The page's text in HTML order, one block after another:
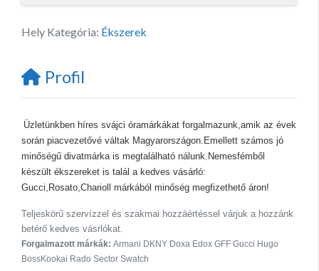
Hely Kategória: Ékszerek
Profil
Üzletünkben híres svájci óramárkákat forgalmazunk,amik az évek
során piacvezetővé váltak Magyarországon.Emellett számos jó
minőségű divatmárka is megtalálható nálunk.Nemesfémből
készült ékszereket is talál a kedves vásárló:
Gucci,Rosato,Charioll márkából minőség megfizethető áron!
Teljeskörű szervízzel és szakmai hozzáértéssel várjuk a hozzánk
betérő kedves vásrlókat.
Forgalmazott márkák: Armani DKNY Doxa Edox GFF Gucci Hugo
BossKookai Rado Sector Swatch